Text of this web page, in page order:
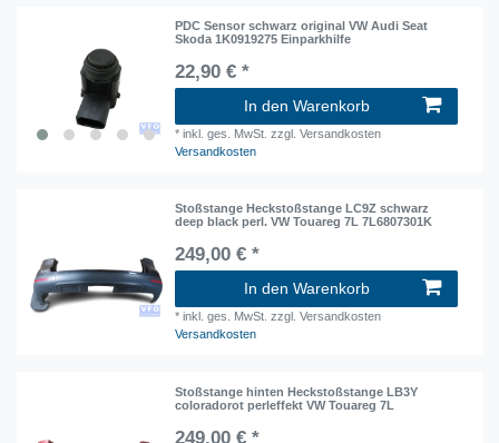
PDC Sensor schwarz original VW Audi Seat
Skoda 1K0919275 Einparkhilfe
22,90 € *
In den Warenkorb
*inkl. ges. MwSt. zzgl. Versandkosten
Versandkosten
Stoßstange Heckstoßstange LC9Z schwarz
deep black perl. VW Touareg 7L 7L6807301K
249,00 € *
In den Warenkorb
*inkl. ges. MwSt. zzgl. Versandkosten
Versandkosten
Stoßstange hinten Heckstoßstange LB3Y
coloradorot perleffekt VW Touareg 7L
249,00 € *